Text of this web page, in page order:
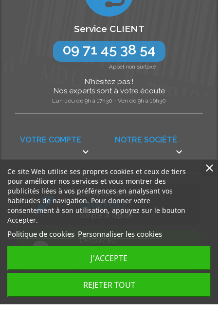
NOTRE SOCIÉTÉ

VOTRE COMPTE

Service CLIENT
09 71 45 38 54
Appel non surtaxé
N’hésitez pas !
Nos experts sont à votre écoute
Lun-Jeu de 9h à 17h30 - Ven de 9h à 16h30
Demande de devis
GRATUIT
Simple & rapide
Découvrez
Accédez à nos articles
Ce site Web utilise ses propres cookies et ceux de tiers
pour améliorer nos services et vous montrer des
publicités liées à vos préférences en analysant vos
habitudes de navigation. Pour donner votre
consentement à son utilisation, appuyez sur le bouton
Accepter.
Politique de cookies Personnaliser les cookies
REJETER TOUT
J'ACCEPTE
Tous droits réservés, MD Ouest © 2026